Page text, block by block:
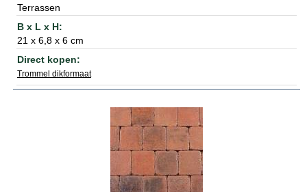
Terrassen
21 x 6,8 x 6 cm
Trommel dikformaat